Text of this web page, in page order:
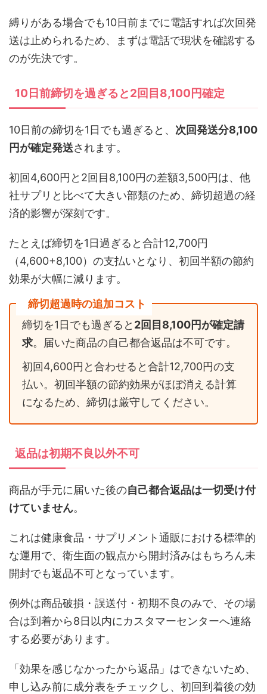
縛りがある場合でも10日前までに電話すれば次回発
送は止められるため、まずは電話で現状を確認する
のが先決です。
10日前締切を過ぎると2回目8,100円確定
10日前の締切を1日でも過ぎると、 次回発送分8,100
円が確定発送されます。
初回4,600円と2回目8,100円の差額3,500円は、他
社サプリと比べて大きい部類のため、締切超過の経
済的影響が深刻です。
たとえば締切を1日過ぎると合計12,700円
（4,600+8,100）の支払いとなり、初回半額の節約
効果が大幅に減ります。
締切超過時の追加コスト
締切を1日でも過ぎると 2回目8,100円が確定請
求。届いた商品の自己都合返品は不可です。
初回4,600円と合わせると合計12,700円の支
払い。初回半額の節約効果がほぼ消える計算
になるため、締切は厳守してください。
返品は初期不良以外不可
商品が手元に届いた後の自己都合返品は一切受け付
けていません。
これは健康食品・サプリメント通販における標準的
な運用で、衛生面の観点から開封済みはもちろん未
開封でも返品不可となっています。
例外は商品破損・誤送付・初期不良のみで、その場
合は到着から8日以内にカスタマーセンターへ連絡
する必要があります。
「効果を感じなかったから返品」はできないため、
申し込み前に成分表をチェックし、初回到着後の効